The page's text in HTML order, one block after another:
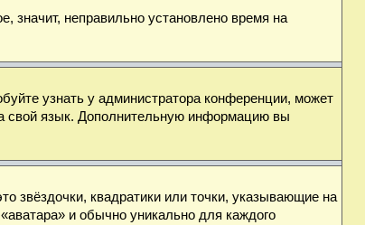
значит, неправильно установлено время на
узнать у администратора конференции, может
свой язык. Дополнительную информацию вы
звёздочки, квадратики или точки, указывающие на
и обычно уникально для каждого